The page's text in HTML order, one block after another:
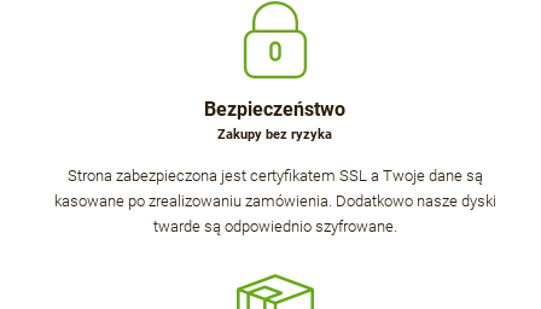
Bezpieczeństwo
Zakupy bez ryzyka
Strona zabezpieczona jest certyfikatem SSL a Twoje dane są
kasowane po zrealizowaniu zamówienia. Dodatkowo nasze dyski
twarde są odpowiednio szyfrowane.